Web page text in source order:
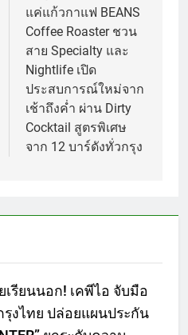
แค่แก้วกาแฟ BEANS
Coffee Roaster ชวน
สาย Specialty และ
Nightlife เปิด
ประสบการณ์ใหม่จาก
เช้าถึงค่ำ ผ่าน Dirty
Cocktail สูตรพิเศษ
จาก 12 บาร์ดังทั่วกรุง
เรียนนอก! เคพีไอ จับมือ
รุงไทย ปล่อยแผนประกัน